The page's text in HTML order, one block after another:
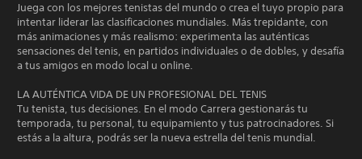
Juega con los mejores tenistas del mundo o crea el tuyo propio para
intentar liderar las clasificaciones mundiales. Más trepidante, con
más animaciones y más realismo: experimenta las auténticas
sensaciones del tenis, en partidos individuales o de dobles, y desafía
a tus amigos en modo local u online.
LA AUTÉNTICA VIDA DE UN PROFESIONAL DEL TENIS
Tu tenista, tus decisiones. En el modo Carrera gestionarás tu
temporada, tu personal, tu equipamiento y tus patrocinadores. Si
estás a la altura, podrás ser la nueva estrella del tenis mundial.